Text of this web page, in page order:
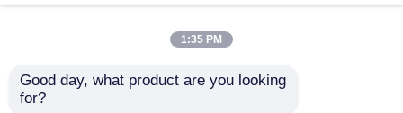
Gummimembrandichtungen
Ventil-Gummimembran
Niedriges MOQ 10
1:35 PM
Good day, what product are you looking
for?